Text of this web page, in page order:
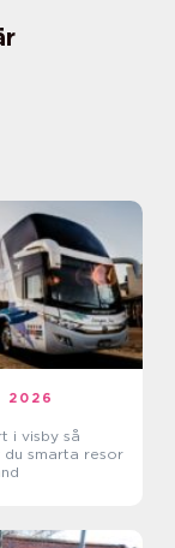
2026
visby så
du smarta resor